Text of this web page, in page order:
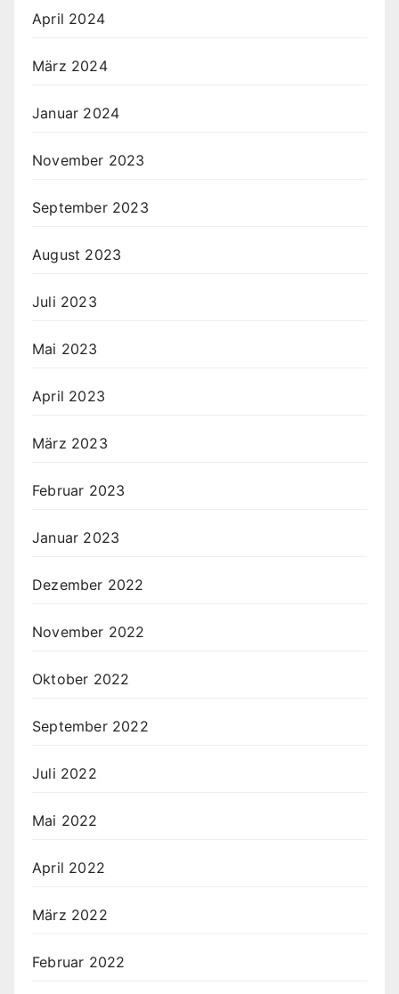
April 2024
März 2024
Januar 2024
November 2023
September 2023
August 2023
Juli 2023
Mai 2023
April 2023
März 2023
Februar 2023
Januar 2023
Dezember 2022
November 2022
Oktober 2022
September 2022
Juli 2022
Mai 2022
April 2022
März 2022
Februar 2022